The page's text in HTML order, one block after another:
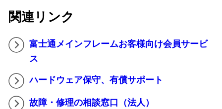
関連リンク
富士通メインフレームお客様向け会員サービ
ス
ハードウェア保守、有償サポート
故障・修理の相談窓口（法人）